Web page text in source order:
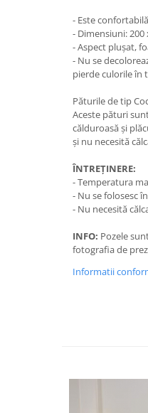
- Este
- Dimensiuni: 200
- Aspect plușat,
- Nu se
pierde culorile în
Păturile de tip
Aceste pături
călduroasă și
și nu necesită
ÎNTREȚINERE:
- Temperatura
- Nu se folosesc
- Nu necesită
INFO: Pozele
fotografia de
Informatii